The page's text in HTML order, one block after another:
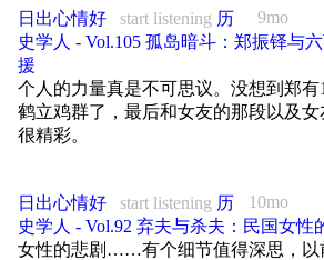
伊曼努尔・康德（Immanuel Kant，1724—1804
出 “人是目的，而非手段”，确立人格内在尊严
尊严观念重要的哲学基础。
朱利安・皮特 - 里弗斯（Julian Pitt-Rivers，
会人类学家，地中海人类学研究奠基人之一。以
学术源头。
提及作品：
50:09 义和团运动如何成为俄国占领东北的借口？
51:35 中东铁路的损失与东北民众的抵抗
01:06:30 日俄战争：铁路、补给线与东北战场
01:09:04 朴茨茅斯和约之后：南满铁路、旅大与
01:16:49 铁路通向革命：尼古拉二世的末路与捷
01:22:01 中东铁路如何成为革命时代的争夺点？
汉娜·阿伦特（Hannah Arendt，1906—1975）：
世纪最具影响力的政治哲学家之一。代表作包括
希曼在耶路撒冷》《心智生活》《黑暗时代的人
阿道夫·艾希曼（Adolf Eichmann，1906—1962
校，大屠杀主要执行者之一。1960年被以色列
耶路撒冷受审，1962年被处以绞刑。阿伦特对其
马丁·海德格尔（Martin Heidegger，1889—1976
纪存在主义的重要代表人物。1933年曾短暂加
学校长，此举在其犹太学生中引发强烈争议。
37:24 罗尔斯的无知之幕：机会是命运给的，不
39:46 但行好事，莫问前程：行为本位与结果本
43:25 社会加速与特异性：为何越快越不自由
48:07 《美丽新世界》：药物带来的幸福是一种
52:31 帕斯卡的苇草：人渺小，但心智可以伟大
【谈话中提到的公众人物/群体】
23:22 宁远城头的英国舰炮：明朝第一次击退努
26:11 徐光启的西式炮队计划夭折
30:12 以辽人守辽土：袁崇焕、祖大寿与关宁军
41:32 从战略同盟到纸上谈兵：联蒙抗满的失败
50:20 朝鲜人的观察：“倭子三十，不敌达子一人”
56:23 1644并非注定：皇太极猝死与多尔衮的豪
9mo
日出心情好 start listening 历
史学人 - Vol.105 孤岛暗斗：郑振铎与
援
个人的力量真是不可思议。没想到郑有
鹤立鸡群了，最后和女友的那段以及
很精彩。
10mo
日出心情好 start listening 历
史学人 - Vol.92 弃夫与杀夫：民国女性
女性的悲剧……有个细节值得深思，以